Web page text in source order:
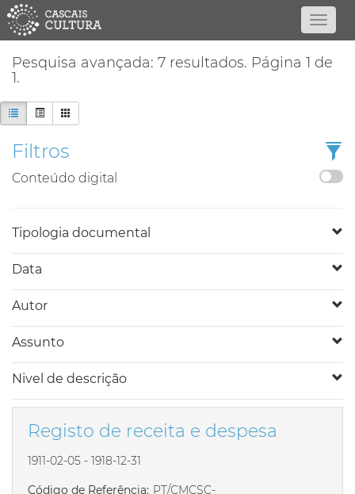
Pesquisa avançada: 7 resultados. Página 1 de
1.
Filtros
Conteúdo digital
Tipologia documental
Data
Autor
Assunto
Nivel de descrição
Registo de receita e despesa
1911-02-05 - 1918-12-31
Código de Referência: PT/CMCSC-